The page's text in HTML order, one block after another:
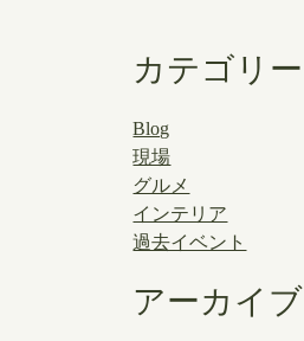
カテゴリー
Blog
現場
グルメ
インテリア
過去イベント
アーカイブ